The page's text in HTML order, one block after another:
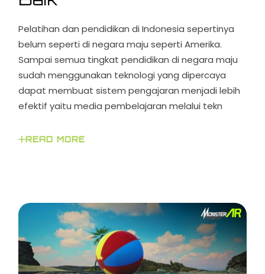
Pelatihan dan pendidikan di Indonesia sepertinya
belum seperti di negara maju seperti Amerika.
Sampai semua tingkat pendidikan di negara maju
sudah menggunakan teknologi yang dipercaya
dapat membuat sistem pengajaran menjadi lebih
efektif yaitu media pembelajaran melalui tekn
READ MORE